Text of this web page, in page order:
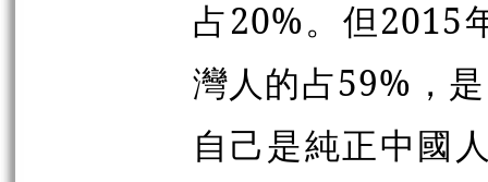
占20%。但2015
灣人的占59% ，
自己是純正中國